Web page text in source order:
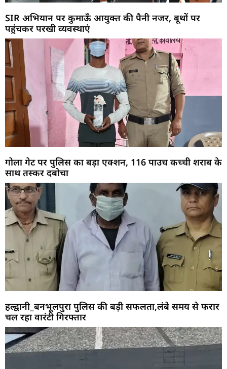
SIR अभियान पर कुमाऊँ आयुक्त की पैनी नजर, बूथों पर
पहुंचकर परखी व्यवस्थाएं
गोला गेट पर पुलिस का बड़ा एक्शन, 116 पाउच कच्ची शराब के
साथ तस्कर दबोचा
हल्द्वानी_बनभूलपुरा पुलिस की बड़ी सफलता,लंबे समय से फरार
चल रहा वारंटी गिरफ्तार